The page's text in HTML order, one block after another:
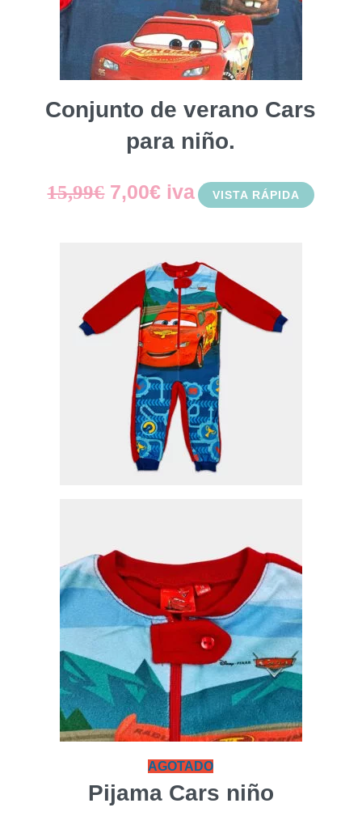
Conjunto de verano Cars
para niño.
15,99€ El
original
era:
15,99€.
7,00€El
actual
es:
7,00€.
iva VISTA RÁPIDA
AGOTADO
Pijama Cars niño